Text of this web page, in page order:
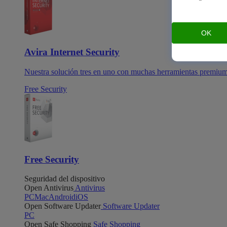
Avira Internet Security
Nuestra solución tres en uno con muchas herramientas
Free Security
Free Security
Seguridad del dispositivo
Open Antivirus Antivirus
PCMacAndroidiOS
Open Software Updater Software Updater
PC
Open Safe Shopping Safe Shopping
OK